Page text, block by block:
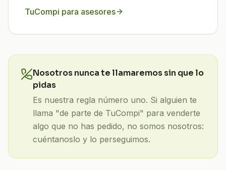
TuCompi para asesores
Nosotros nunca te llamaremos sin que lo
pidas
Es nuestra regla número uno. Si alguien te
llama "de parte de TuCompi" para venderte
algo que no has pedido, no somos nosotros:
cuéntanoslo y lo perseguimos.